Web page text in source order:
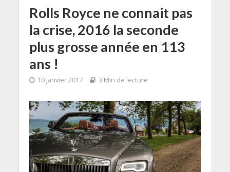
Rolls Royce ne connait pas
la crise, 2016 la seconde
plus grosse année en 113
ans !
10 janvier 2017 3 Min de lecture